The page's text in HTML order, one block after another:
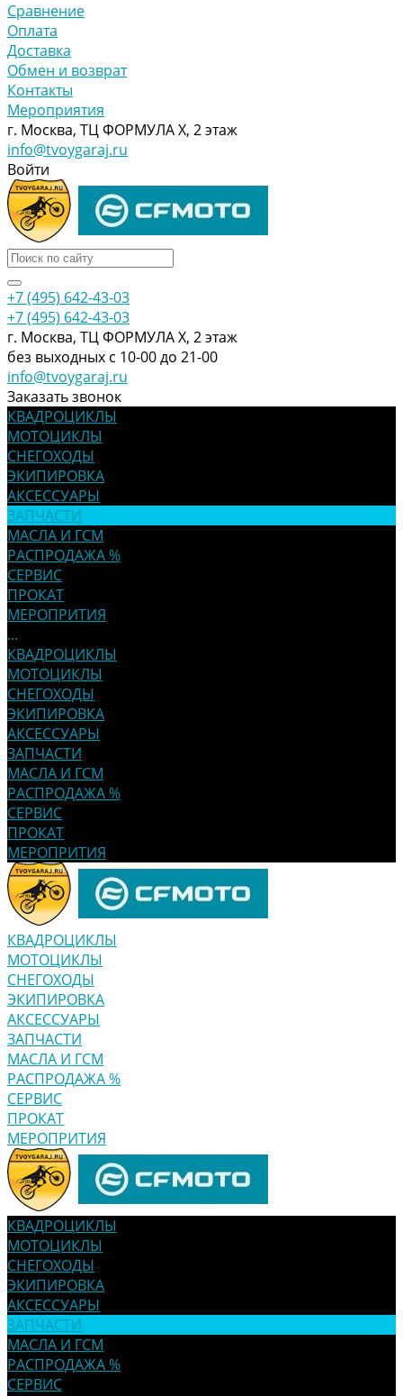
Сравнение
Оплата
Доставка
Обмен и возврат
Контакты
Мероприятия
г. Москва, ТЦ ФОРМУЛА Х, 2 этаж
info@tvoygaraj.ru
Войти
+7 (495) 642-43-03
+7 (495) 642-43-03
г. Москва, ТЦ ФОРМУЛА Х, 2 этаж
без выходных с 10-00 до 21-00
info@tvoygaraj.ru
Заказать звонок
КВАДРОЦИКЛЫ
МОТОЦИКЛЫ
СНЕГОХОДЫ
ЭКИПИРОВКА
АКСЕССУАРЫ
ЗАПЧАСТИ
МАСЛА И ГСМ
РАСПРОДАЖА %
СЕРВИС
ПРОКАТ
МЕРОПРИТИЯ
...
КВАДРОЦИКЛЫ
МОТОЦИКЛЫ
СНЕГОХОДЫ
ЭКИПИРОВКА
АКСЕССУАРЫ
ЗАПЧАСТИ
МАСЛА И ГСМ
РАСПРОДАЖА %
СЕРВИС
ПРОКАТ
МЕРОПРИТИЯ
КВАДРОЦИКЛЫ
МОТОЦИКЛЫ
СНЕГОХОДЫ
ЭКИПИРОВКА
АКСЕССУАРЫ
ЗАПЧАСТИ
МАСЛА И ГСМ
РАСПРОДАЖА %
СЕРВИС
ПРОКАТ
МЕРОПРИТИЯ
КВАДРОЦИКЛЫ
МОТОЦИКЛЫ
СНЕГОХОДЫ
ЭКИПИРОВКА
АКСЕССУАРЫ
ЗАПЧАСТИ
МАСЛА И ГСМ
РАСПРОДАЖА %
СЕРВИС